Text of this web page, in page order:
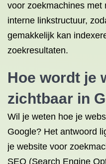
voor zoekmachines met
interne linkstructuur,
gemakkelijk kan
zoekresultaten.
Hoe wordt je
zichtbaar in
Wil je weten hoe je
Google? Het antwoord
je website voor
SEO (Search Engine